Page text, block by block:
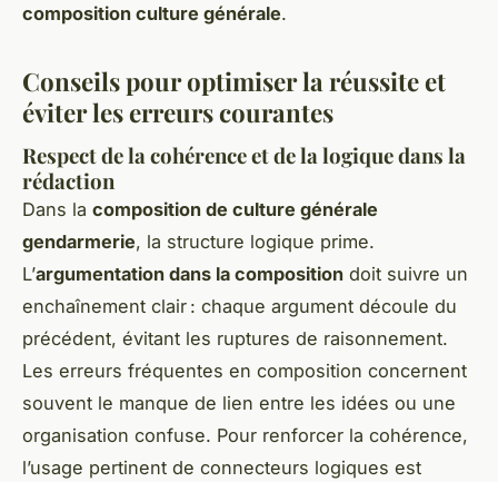
composition culture générale.
Conseils pour optimiser la réussite et
éviter les erreurs courantes
Respect de la cohérence et de la logique dans la
rédaction
Dans la composition de culture générale
gendarmerie, la structure logique prime.
L’argumentation dans la composition doit suivre un
enchaînement clair : chaque argument découle du
précédent, évitant les ruptures de raisonnement.
Les erreurs fréquentes en composition concernent
souvent le manque de lien entre les idées ou une
organisation confuse. Pour renforcer la cohérence,
l’usage pertinent de connecteurs logiques est